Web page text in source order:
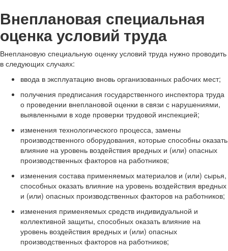
Внеплановая специальная
оценка условий труда
Внеплановую специальную оценку условий труда нужно проводить
в следующих случаях:
ввода в эксплуатацию вновь организованных рабочих мест;
получения предписания государственного инспектора труда
о проведении внеплановой оценки в связи с нарушениями,
выявленными в ходе проверки трудовой инспекцией;
изменения технологического процесса, замены
производственного оборудования, которые способны оказать
влияние на уровень воздействия вредных и (или) опасных
производственных факторов на работников;
изменения состава применяемых материалов и (или) сырья,
способных оказать влияние на уровень воздействия вредных
и (или) опасных производственных факторов на работников;
изменения применяемых средств индивидуальной и
коллективной защиты, способных оказать влияние на
уровень воздействия вредных и (или) опасных
производственных факторов на работников;